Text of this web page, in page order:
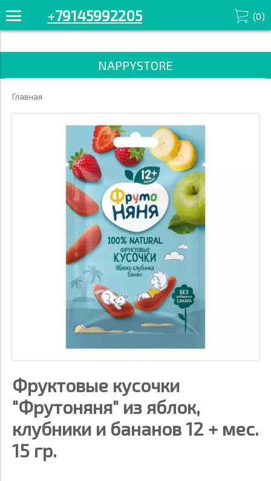
снэки» '/>
+79145992205 (0)
NAPPYSTORE
Главная
Фруктовые кусочки
"Фрутоняня" из яблок,
клубники и бананов 12 + мес.
15 гр.